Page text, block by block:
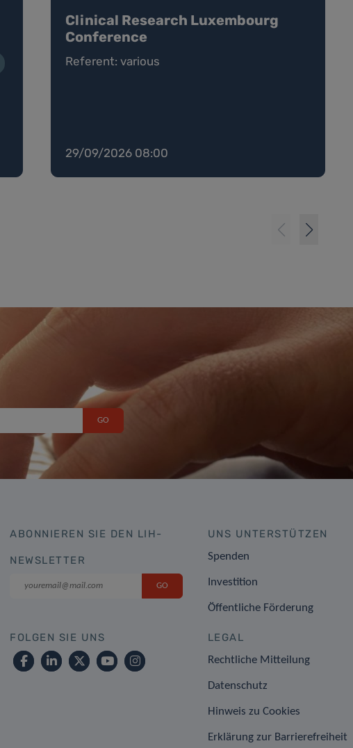
Clinical Research Luxembourg
Conference
Referent: various
29/09/2026 08:00
ABONNIEREN SIE DEN LIH-
NEWSLETTER
FOLGEN SIE UNS
UNS UNTERSTÜTZEN
Spenden
Investition
Öffentliche Förderung
LEGAL
Rechtliche Mitteilung
Datenschutz
Hinweis zu Cookies
Erklärung zur Barrierefreiheit